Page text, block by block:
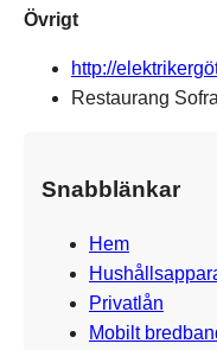
Övrigt
http://
Restaurang
Snabblänkar
Hem
Privatlån
Mobilt